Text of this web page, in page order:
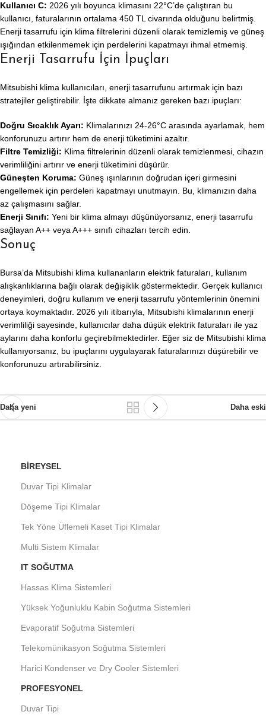
Kullanıcı C: 2026 yılı boyunca klimasını 22°C’de çalıştıran bu
kullanıcı, faturalarının ortalama 450 TL civarında olduğunu belirtmiş.
Enerji tasarrufu için klima filtrelerini düzenli olarak temizlemiş ve güneş
ışığından etkilenmemek için perdelerini kapatmayı ihmal etmemiş.
Enerji Tasarrufu İçin İpuçları
Mitsubishi klima kullanıcıları, enerji tasarrufunu artırmak için bazı
stratejiler geliştirebilir. İşte dikkate almanız gereken bazı ipuçları:
Doğru Sıcaklık Ayarı: Klimalarınızı 24-26°C arasında ayarlamak, hem
konforunuzu artırır hem de enerji tüketimini azaltır.
Filtre Temizliği: Klima filtrelerinin düzenli olarak temizlenmesi, cihazın
verimliliğini artırır ve enerji tüketimini düşürür.
Güneşten Koruma: Güneş ışınlarının doğrudan içeri girmesini
engellemek için perdeleri kapatmayı unutmayın. Bu, klimanızın daha
az çalışmasını sağlar.
Enerji Sınıfı: Yeni bir klima almayı düşünüyorsanız, enerji tasarrufu
sağlayan A++ veya A+++ sınıfı cihazları tercih edin.
Sonuç
Bursa’da Mitsubishi klima kullananların elektrik faturaları, kullanım
alışkanlıklarına bağlı olarak değişiklik göstermektedir. Gerçek kullanıcı
deneyimleri, doğru kullanım ve enerji tasarrufu yöntemlerinin önemini
ortaya koymaktadır. 2026 yılı itibarıyla, Mitsubishi klimalarının enerji
verimliliği sayesinde, kullanıcılar daha düşük elektrik faturaları ile yaz
aylarını daha konforlu geçirebilmektedirler. Eğer siz de Mitsubishi klima
kullanıyorsanız, bu ipuçlarını uygulayarak faturalarınızı düşürebilir ve
konforunuzu artırabilirsiniz.
Daha yeni Daha eski
BIREYSEL
Duvar Tipi Klimalar
Döşeme Tipi Klimalar
Tek Yöne Üflemeli Kaset Tipi Klimalar
Multi Sistem Klimalar
IT SOĞUTMA
Hassas Klima Sistemleri
Yüksek Yoğunluklu Kabin Soğutma Sistemleri
Evaporatif Soğutma Sistemleri
Telekomünikasyon Soğutma Sistemleri
Harici Kondenser ve Dry Cooler Sistemleri
PROFESYONEL
Duvar Tipi